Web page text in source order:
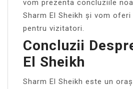
vom prezenta concluziile
Sharm El Sheikh și vom
pentru vizitatori.
Concluzii
El Sheikh
Sharm El Sheikh este un